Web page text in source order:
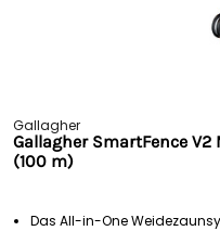
Gallagher
Gallagher SmartFence
(100 m)
Das All-in-One